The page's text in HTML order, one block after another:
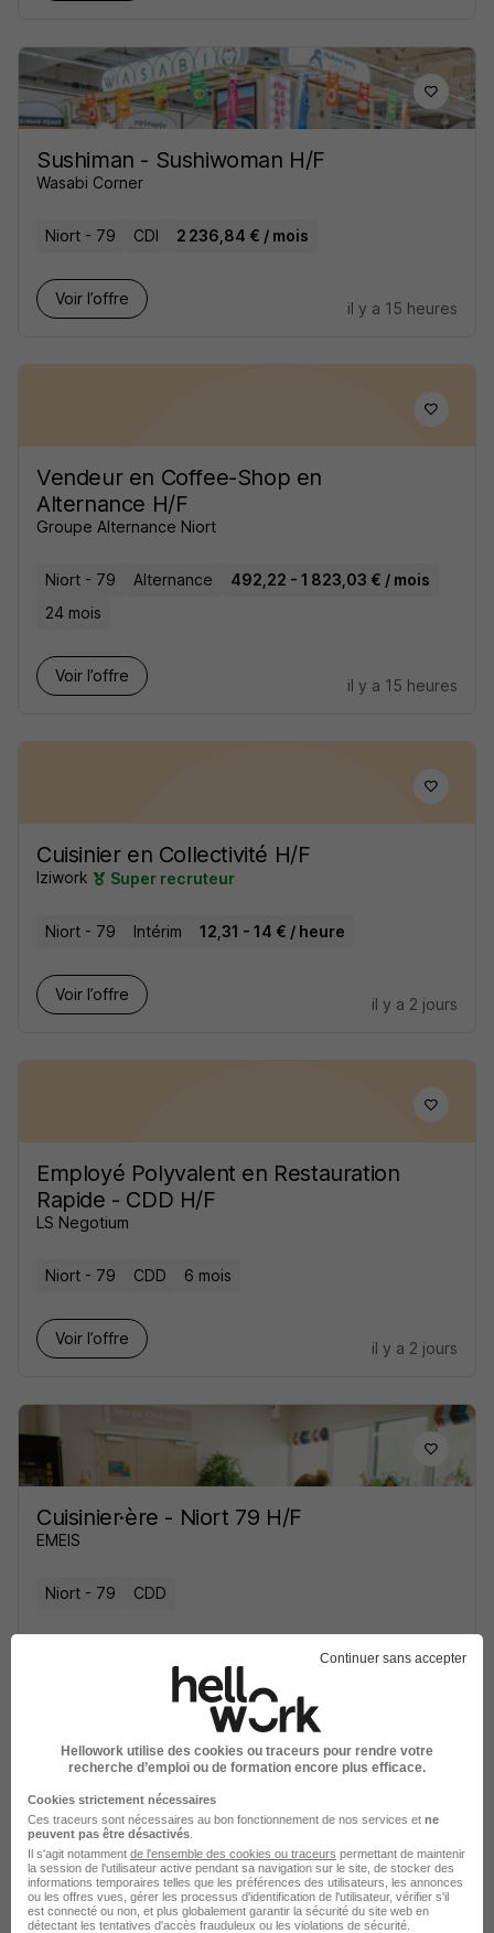
Sushiman - Sushiwoman H/F
Wasabi Corner
Niort - 79 CDI 2 236,84 € / mois
Voir l’offre
il y a 15 heures
Vendeur en Coffee-Shop en
Alternance H/F
Groupe Alternance Niort
Niort - 79 Alternance
492,22 - 1 823,03 € / mois
24 mois
Voir l’offre
il y a 15 heures
Cuisinier en Collectivité H/F
Iziwork Super recruteur
Niort - 79 Intérim 12,31 - 14 € / heure
Voir l’offre
il y a 2 jours
Employé Polyvalent en Restauration
Rapide - CDD H/F
LS Negotium
Niort - 79 CDD 6 mois
Voir l’offre
il y a 2 jours
Cuisinier·ère - Niort 79 H/F
EMEIS
Niort - 79 CDD
il y a 4 jours
Commis de Cuisine H/F
Iziwork Super recruteur
Niort - 79 Intérim 12,31 - 12,50 € / heure
Continuer sans accepter
Hellowork utilise des cookies ou traceurs pour rendre votre
recherche d’emploi ou de formation encore plus efficace.
Cookies strictement nécessaires
Ces traceurs sont nécessaires au bon fonctionnement de nos services et ne
peuvent pas être désactivés
Il s'agit notamment de l'ensemble des cookies ou traceurs permettant de maintenir
la session de l'utilisateur active pendant sa navigation sur le site, de stocker des
informations temporaires telles que les préférences des utilisateurs, les annonces
ou les offres vues, gérer les processus d'identification de l'utilisateur, vérifier s'il
est connecté ou non, et plus globalement garantir la sécurité du site web en
détectant les tentatives d'accès frauduleux ou les violations de sécurité.